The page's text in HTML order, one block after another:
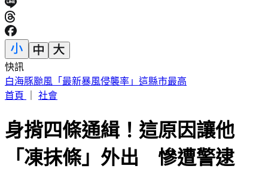
快訊
任天堂財報亮眼！Switch 2銷量暴跌34% 九月調漲售價
首頁
社會
身揹四條通緝！這原因讓他
「凍抹條」外出 慘遭警逮